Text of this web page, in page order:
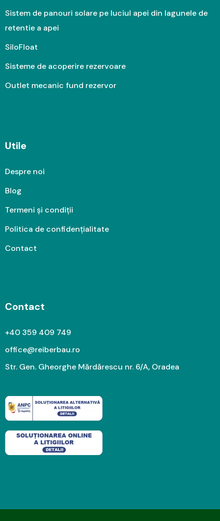
Sistem de panouri solare pe luciul apei din lagunele de
retentie a apei
SiloFloat
Sisteme de acoperire rezervoare
Outlet mecanic fund rezervor
Utile
Despre noi
Blog
Termeni și condiții
Politica de confidențialitate
Contact
Contact
+40 359 409 749
office@reiberbau.ro
Str. Gen. Gheorghe Mărdărescu nr. 6/A, Oradea